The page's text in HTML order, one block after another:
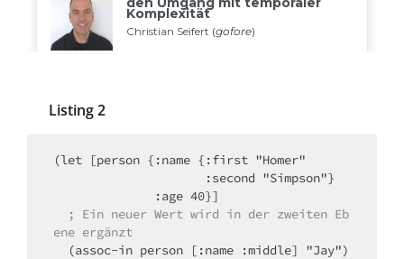
Listing 2
(let [person {:name {:first "Homer"
; Ein neuer Wert wird in der zweiten Eb
ene ergänzt